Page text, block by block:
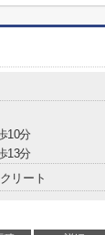
10分
13分
リート